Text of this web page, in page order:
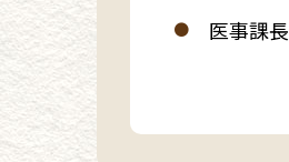
医事課長